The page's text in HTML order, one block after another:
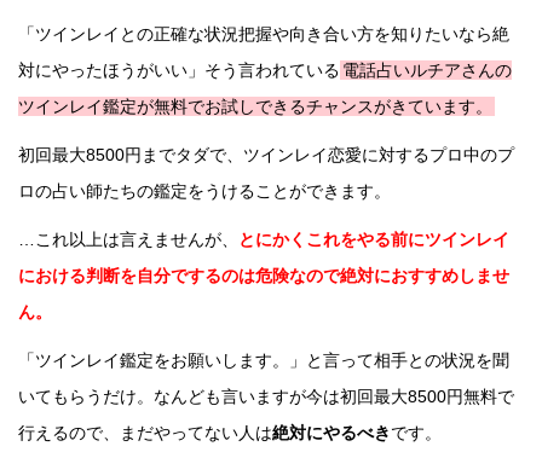
「ツインレイとの正確な状況把握や向き合い方を知りたいなら絶
対にやったほうがいい」そう言われている 電話占いルチアさんの
ツインレイ鑑定が無料でお試しできるチャンスがきています。
初回最大8500円までタダで、ツインレイ恋愛に対するプロ中のプ
ロの占い師たちの鑑定をうけることができます。
…これ以上は言えませんが、
とにかくこれをやる前にツインレイ
における判断を自分でするのは危険なので絶対におすすめしませ
ん。
「ツインレイ鑑定をお願いします。」と言って相手との状況を聞
いてもらうだけ。なんども言いますが今は初回最大8500円無料で
行えるので、まだやってない人は絶対にやるべきです。